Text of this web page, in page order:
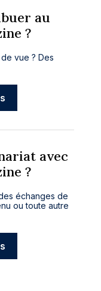
au
?
vue ? Des
avec
?
échanges de
ou toute autre